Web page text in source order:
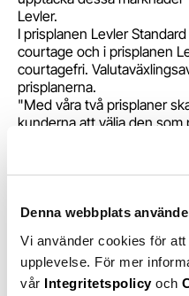
Denna webbplats
Vi använder cookies för
upplevelse. För mer
vår Integritetspolicy och
Levler.
I prisplanen Levler
courtage och i prisplanen
courtagefri.
prisplanerna.
"Med våra två prisplaner
kunderna att välja den som
passar de som handlar lite
riktigt bra pris. Levler Plus
de som handlar lite mer
med 25 % rabatt på
Aktiehandel på XETRA
vara möjlig både genom
För ytterligare